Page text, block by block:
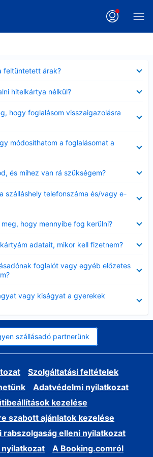
feltüntetett árak?
hitelkártya nélkül?
hogy foglalásom visszaigazolásra
módosíthatom a foglalásomat a
és mihez van rá szükségem?
szálláshely telefonszáma és/vagy e-
hogy mennyibe fog kerülni?
adatait, mikor kell fizetnem?
foglalót vagy egyéb előzetes
vagy kiságyat a gyerekek
szállásadó partnerünk
Szolgáltatási feltételek
Adatvédelmi nyilatkozat
kezelése
szabott ajánlatok kezelése
rabszolgaság elleni nyilatkozat
A Booking.comról